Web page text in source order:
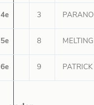
4e 3
5e 8
6e 9